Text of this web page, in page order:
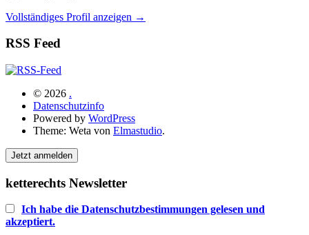
Vollständiges Profil anzeigen →
RSS Feed
© 2026 .
Datenschutzinfo
Powered by WordPress
Theme: Weta von Elmastudio.
Jetzt anmelden
ketterechts Newsletter
Ich habe die Datenschutzbestimmungen gelesen und
akzeptiert.